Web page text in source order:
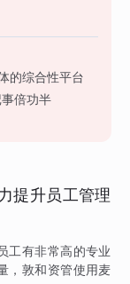
的综合性平台
倍功半
提升员工管理
工有非常高的专业
，敦和资管使用麦